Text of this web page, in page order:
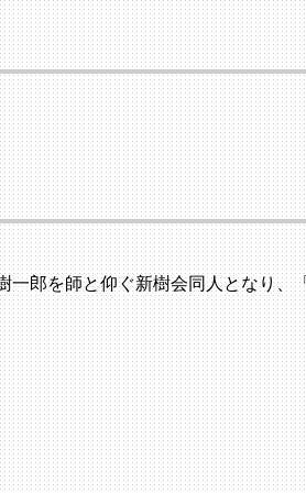
郎を師と仰ぐ新樹会同人となり、